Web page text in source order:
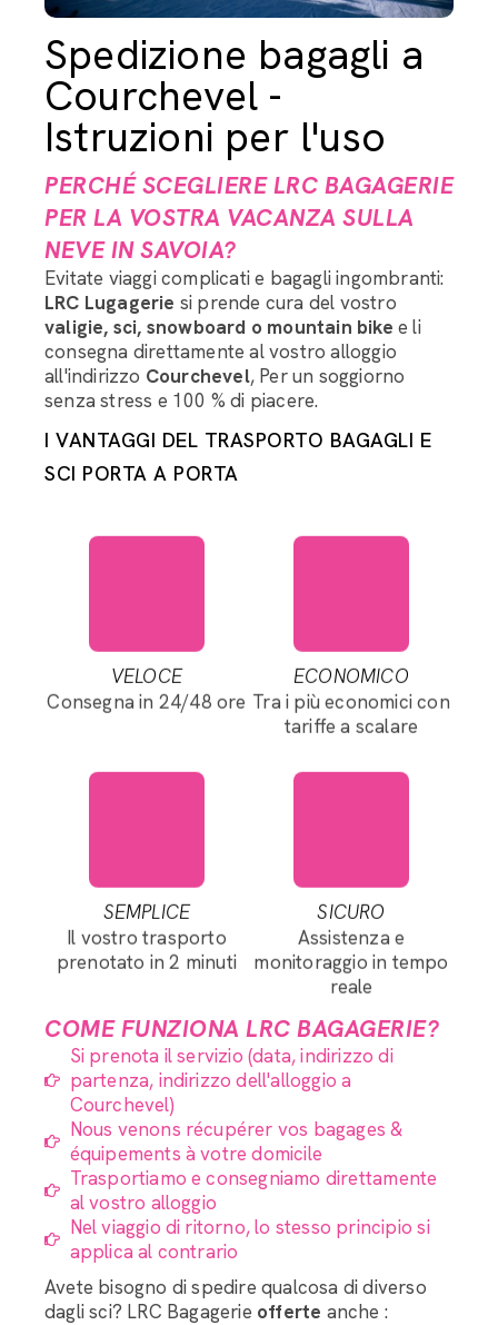
Spedizione bagagli a
Courchevel -
Istruzioni per l'uso
PERCHÉ SCEGLIERE LRC BAGAGERIE
PER LA VOSTRA VACANZA SULLA
NEVE IN SAVOIA?
Evitate viaggi complicati e bagagli ingombranti:
LRC Lugagerie si prende cura del vostro
valigie, sci, snowboard o mountain bike e li
consegna direttamente al vostro alloggio
all'indirizzo Courchevel, Per un soggiorno
senza stress e 100 % di piacere.
I VANTAGGI DEL TRASPORTO BAGAGLI E
SCI PORTA A PORTA
VELOCE
Consegna in 24/48 ore
ECONOMICO
Tra i più economici con
tariffe a scalare
SEMPLICE
Il vostro trasporto
prenotato in 2 minuti
SICURO
Assistenza e
monitoraggio in tempo
reale
COME FUNZIONA LRC BAGAGERIE?
Si prenota il servizio (data, indirizzo di
partenza, indirizzo dell'alloggio a
Courchevel)
Nous venons récupérer vos bagages &
équipements à votre domicile
Trasportiamo e consegniamo direttamente
al vostro alloggio
Nel viaggio di ritorno, lo stesso principio si
applica al contrario
Avete bisogno di spedire qualcosa di diverso
dagli sci? LRC Bagagerie offerte anche :